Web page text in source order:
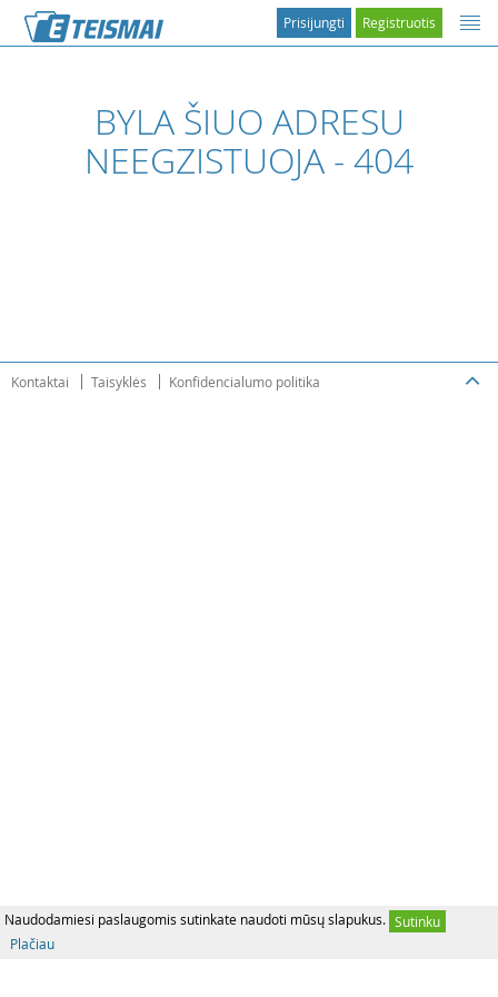
Naudodamiesi paslaugomis sutinkate naudoti mūsų slapukus. Sutinku
Plačiau
Registruotis
Prisijungti
BYLA ŠIUO ADRESU
NEEGZISTUOJA - 404
Kontaktai Taisyklės Konfidencialumo politika